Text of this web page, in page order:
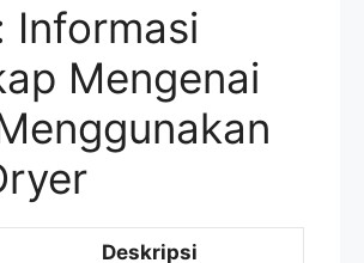
Informasi
Mengenai
Deskripsi